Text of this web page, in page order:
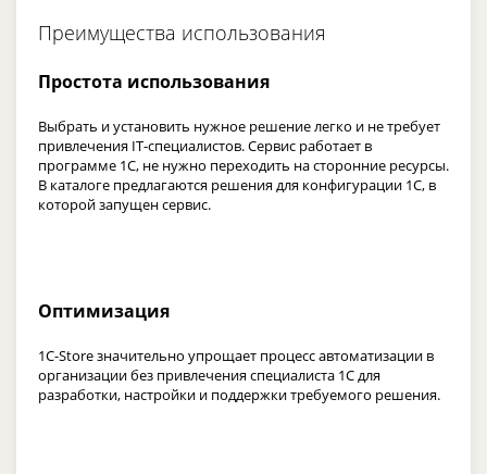
Преимущества использования
Простота использования
Выбрать и установить нужное решение легко и не требует
привлечения IT-специалистов. Сервис работает в
программе 1С, не нужно переходить на сторонние ресурсы.
В каталоге предлагаются решения для конфигурации 1С, в
которой запущен сервис.
Оптимизация
1C-Store значительно упрощает процесс автоматизации в
организации без привлечения специалиста 1С для
разработки, настройки и поддержки требуемого решения.